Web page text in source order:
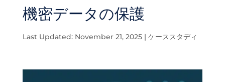
機密データの保護
Last Updated: November 21, 2025| ケーススタディ